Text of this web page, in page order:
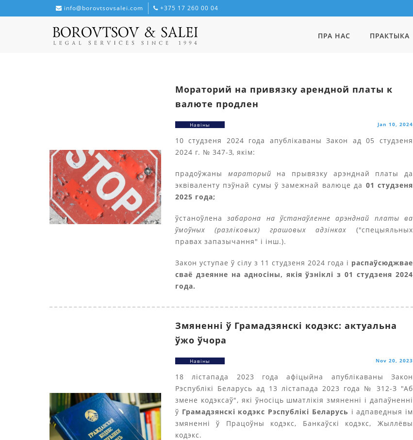
info@borovtsovsalei.com +375 17 260 00 04
ПРА НАС ПРАКТЫКА
Мораторий на привязку арендной платы к
валюте продлен
Навіны Jan 10, 2024
10 студзеня 2024 года апублікаваны Закон ад 05 студзеня
2024 г. № 347-З, якім:
прадоўжаны мараторый на прывязку арэнднай платы да
эквіваленту пэўнай сумы ў замежнай валюце да 01 студзеня
2025 года;
ўстаноўленазабарона на ўстанаўленне арэнднай платы ва
ўмоўных (разліковых) грашовых адзінках ("спецыяльных
правах запазычання" і інш.).
Закон уступае ў сілу з 11 студзеня 2024 года і распаўсюджвае
сваё дзеянне на адносіны, якія ўзніклі з 01 студзеня 2024
года.
Змяненні ў Грамадзянскі кодэкс: актуальна
ўжо ўчора
Навіны Nov 20, 2023
18 лістапада 2023 года афіцыйна апублікаваны Закон
Рэспублікі Беларусь ад 13 лістапада 2023 года № 312-З "Аб
змене кодэксаў", які ўносіць шматлікія змяненні і дапаўненні
ў Грамадзянскі кодэкс Рэспублікі Беларусь і адпаведныя ім
змяненні ў Працоўны кодэкс, Банкаўскі кодэкс, Жыллёвы
кодэкс.